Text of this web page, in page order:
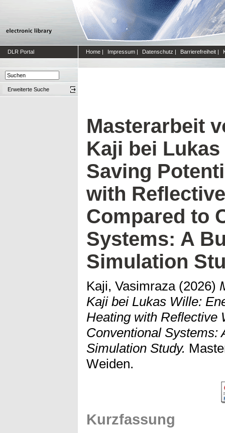
DLR Portal Home | Impressum | Datenschutz | Barrierefreiheit |
Erweiterte Suche
Masterarbeit
Kaji bei
Saving
with
Compared to
Systems: A
Simulation
Kaji, Vasimraza(2026)
Kaji bei Lukas Wille:
Heating with Reflective
Conventional Systems:
Simulation Study.
Weiden.
Kurzfassung